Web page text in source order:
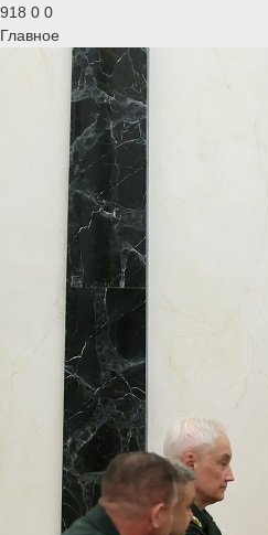
918 0 0
Главное